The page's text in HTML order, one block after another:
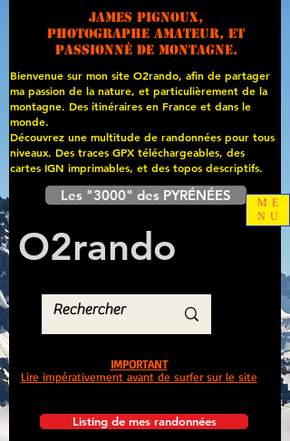
James PIGNOUX,
photographe amateur, et
passionné de montagne.
Bienvenue sur mon site O2rando, afin de partager
ma passion de la nature, et particulièrement de la
montagne. Des itinéraires en France et dans le
monde.
Découvrez une multitude de randonnées pour tous
niveaux. Des traces GPX téléchargeables, des
cartes IGN imprimables, et des topos descriptifs.
Les "3000" des PYRÉNÉES
O2rando
Listing de mes randonnées
IMPORTANT
Lire impérativement avant de surfer sur le site
ME
NU